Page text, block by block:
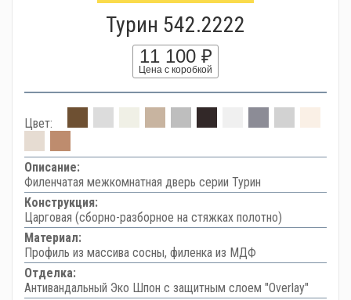
Турин 542.2222
11 100 ₽
Цена с коробкой
Цвет:
Описание:
Филенчатая межкомнатная дверь серии Турин
Конструкция:
Царговая (сборно-разборное на стяжках полотно)
Материал:
Профиль из массива сосны, филенка из МДФ
Отделка:
Антивандальный Эко Шпон с защитным слоем "Overlay"